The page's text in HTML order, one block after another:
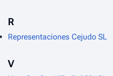
R
Representaciones Cejudo SL
V